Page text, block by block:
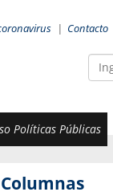
| Contacto
Políticas Públicas
Columnas